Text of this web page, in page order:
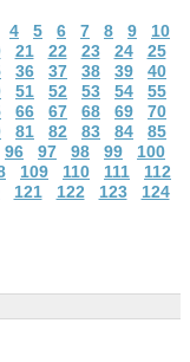
4 5 6 7 8 9
10
21 22 23 24
25
36 37 38 39
40
51 52 53 54
55
66 67 68 69
70
81 82 83 84
85
96 97 98 99
100
109 110 111
112
121 122 123
124